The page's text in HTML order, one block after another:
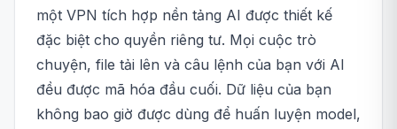
một VPN tích hợp nền tảng AI được thiết kế
đặc biệt cho quyền riêng tư. Mọi cuộc trò
chuyện, file tải lên và câu lệnh của bạn với AI
đều được mã hóa đầu cuối. Dữ liệu của bạn
không bao giờ được dùng để huấn luyện model,